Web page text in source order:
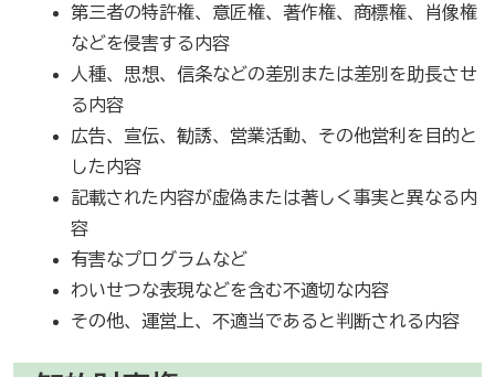
第三者の特許権、意匠権、著作権、商標権、肖像権
などを侵害する内容
人種、思想、信条などの差別または差別を助長させ
る内容
広告、宣伝、勧誘、営業活動、その他営利を目的と
した内容
記載された内容が虚偽または著しく事実と異なる内
容
有害なプログラムなど
わいせつな表現などを含む不適切な内容
その他、運営上、不適当であると判断される内容